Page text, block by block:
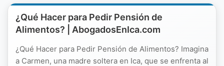
¿Qué Hacer para Pedir Pensión de
Alimentos? | AbogadosEnIca.com
¿Qué Hacer para Pedir Pensión de Alimentos? Imagina
a Carmen, una madre soltera en Ica, que se enfrenta al